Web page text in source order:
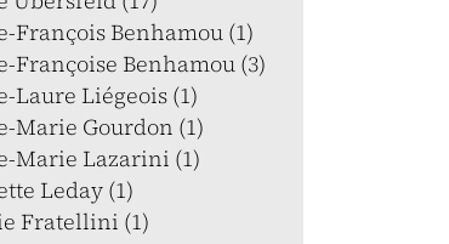
François Benhamou (1)
Françoise Benhamou (3)
Laure Liégeois (1)
Marie Gourdon (1)
Marie Lazarini (1)
Leday (1)
Fratellini (1)